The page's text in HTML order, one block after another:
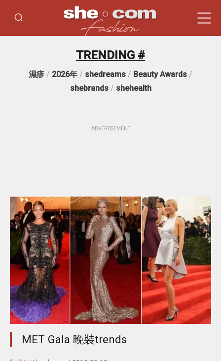
TRENDING #
濕疹 / 2026年 / shedreams / Beauty Awards /
shebrands/ shehealth
ADVERTISEMENT
MET Gala 晚裝trends